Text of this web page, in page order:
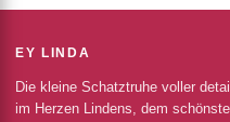
EY LINDA
Die kleine Schatztruhe voller
im Herzen Lindens, dem